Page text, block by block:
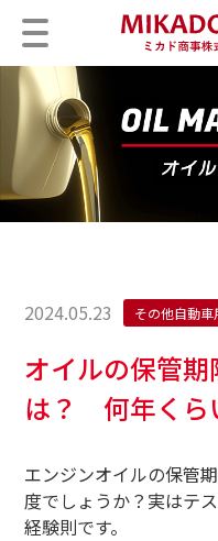
2024.05.23 その他自動車
オイルの保管
は？ 何年くら
エンジンオイルの保管
度でしょうか？実はテ
経験則です。